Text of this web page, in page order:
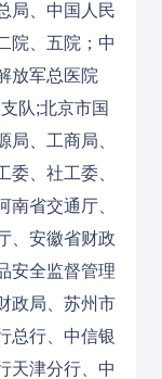
局、中国人民
院、五院；中
放军总医院
队;北京市国
、工商局、
、社工委、
省交通厅、
、安徽省财政
安全监督管理
政局、苏州市
总行、中信银
天津分行、中